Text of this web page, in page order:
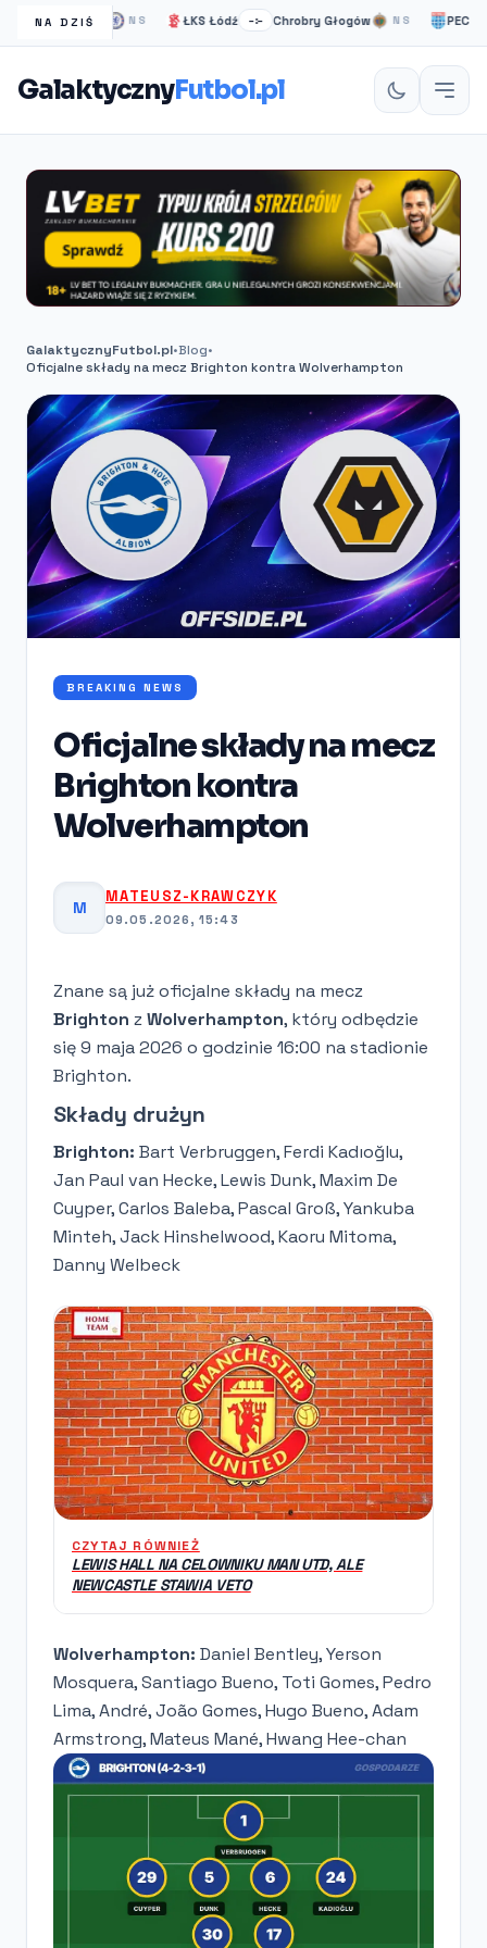
NA DZIŚ
Londyn NS ŁKS Łódź –:– Chrobry Głogów NS PEC Zwolle
GalaktycznyFutbol.pl
GalaktycznyFutbol.pl•Blog•
Oficjalne składy na mecz Brighton kontra Wolverhampton
BREAKING NEWS
Oficjalne składy na mecz
Brighton kontra
Wolverhampton
M
MATEUSZ-KRAWCZYK
09.05.2026, 15:43
Znane są już oficjalne składy na mecz
Brighton zWolverhampton, który odbędzie
się 9 maja 2026 o godzinie 16:00 na stadionie
Brighton.
Składy drużyn
Brighton: Bart Verbruggen, Ferdi Kadıoğlu,
Jan Paul van Hecke, Lewis Dunk, Maxim De
Cuyper, Carlos Baleba, Pascal Groß, Yankuba
Minteh, Jack Hinshelwood, Kaoru Mitoma,
Danny Welbeck
CZYTAJ RÓWNIEŻ
LEWIS HALL NA CELOWNIKU MAN UTD, ALE
NEWCASTLE STAWIA VETO
Wolverhampton: Daniel Bentley, Yerson
Mosquera, Santiago Bueno, Toti Gomes, Pedro
Lima, André, João Gomes, Hugo Bueno, Adam
Armstrong, Mateus Mané, Hwang Hee-chan